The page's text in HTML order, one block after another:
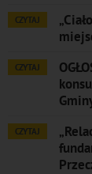
CZYTAJ
CZYTAJ
CZYTAJ